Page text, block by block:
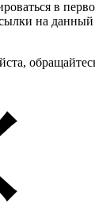
в
на данный